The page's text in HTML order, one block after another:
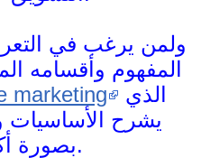
ولمن يرغب في
المفهوم وأقسامه
marketing
يشرح الأساسيات
بصورة أكثر تفصيلًا.